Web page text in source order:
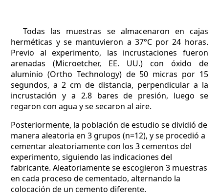
Todas las muestras se almacenaron en cajas
herméticas y se mantuvieron a 37°C por 24 horas.
Previo al experimento, las incrustaciones fueron
arenadas (Microetcher, EE. UU.) con óxido de
aluminio (Ortho Technology) de 50 micras por 15
segundos, a 2 cm de distancia, perpendicular a la
incrustación y a 2.8 bares de presión, luego se
regaron con agua y se secaron al aire.
Posteriormente, la población de estudio se dividió de
manera aleatoria en 3 grupos (n=12), y se procedió a
cementar aleatoriamente con los 3 cementos del
experimento, siguiendo las indicaciones del
fabricante. Aleatoriamente se escogieron 3 muestras
en cada proceso de cementado, alternando la
colocación de un cemento diferente.